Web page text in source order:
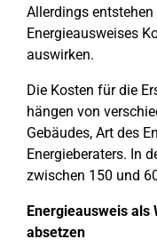
Allerdings
Energieausweises
auswirken.
Die Kosten für die
hängen von
Gebäudes, Art des
Energieberaters. In
zwischen 150 und
Energieausweis
absetzen